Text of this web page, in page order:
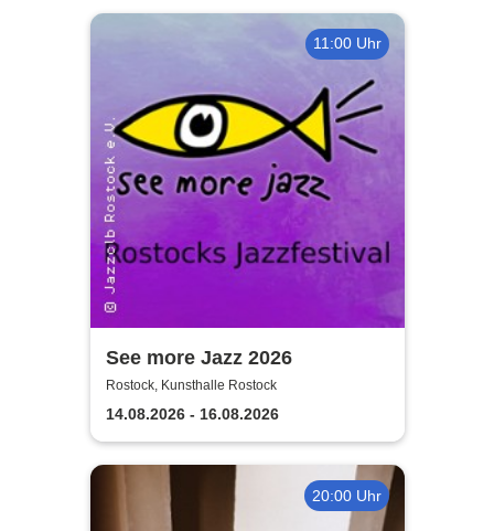
11:00 Uhr
See more Jazz 2026
Rostock, Kunsthalle Rostock
14.08.2026 - 16.08.2026
20:00 Uhr